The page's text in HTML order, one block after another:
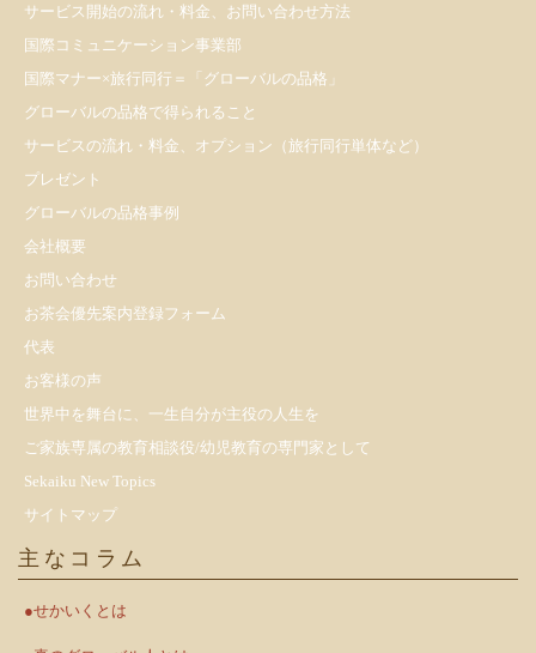
サービス開始の流れ・料金、お問い合わせ方法
国際コミュニケーション事業部
国際マナー×旅行同行＝「グローバルの品格」
グローバルの品格で得られること
サービスの流れ・料金、オプション（旅行同行単体など）
プレゼント
​グローバルの品格事例
会社概要
お問い合わせ
お茶会優先案内登録フォーム
代表
お客様の声
世界中を舞台に、一生自分が主役の人生を
ご家族専属の教育相談役/幼児教育の専門家として
Sekaiku New Topics
サイトマップ
主なコラム
●せかいくとは